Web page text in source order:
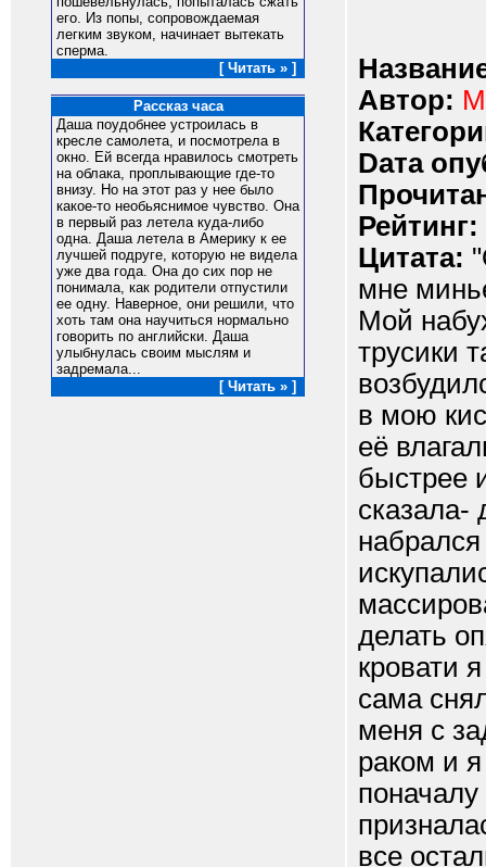
его. Из попы, сопровождаемая
легким звуком, начинает вытекать
сперма.
[ Читать » ]
Рассказ часа
Даша поудобнее устроилась в
кресле самолета, и посмотрела в
окно. Ей всегда нравилось смотреть
на облака, проплывающие где-то
внизу. Но на этот раз у нее было
какое-то необьяснимое чувство. Она
в первый раз летела куда-либо
одна. Даша летела в Америку к ее
лучшей подруге, которую не видела
уже два года. Она до сих пор не
понимала, как родители отпустили
ее одну. Наверное, они решили, что
хоть там она научиться нормально
говорить по английски. Даша
улыбнулась своим мыслям и
задремала...
[ Читать » ]
Автор:
Dата
Рейтинг:
Цитата:
мне
Мой
трусики
в мою
её
быстрее
сказала-
делать
кровати
сама
меня с
раком и
все